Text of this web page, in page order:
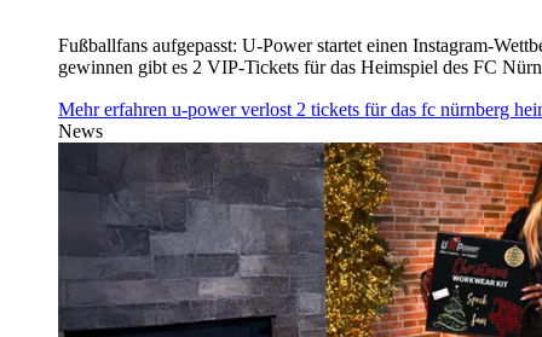
Fußballfans aufgepasst: U‑Power startet einen Instagram-
gewinnen gibt es 2 VIP-Tickets für das Heimspiel des FC
Mehr erfahren u‑power verlost 2 tickets für das fc nürnberg
News